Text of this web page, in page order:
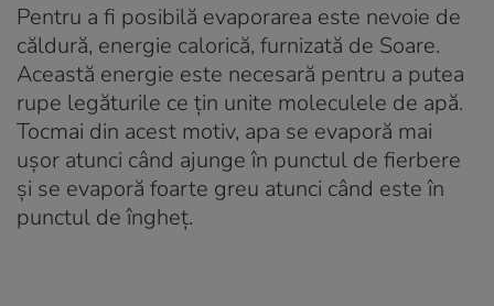
Pentru a fi posibilă evaporarea este nevoie de
căldură, energie calorică, furnizată de Soare.
Această energie este necesară pentru a putea
rupe legăturile ce țin unite moleculele de apă.
Tocmai din acest motiv, apa se evaporă mai
ușor atunci când ajunge în punctul de fierbere
și se evaporă foarte greu atunci când este în
punctul de îngheț.